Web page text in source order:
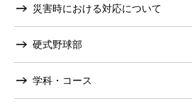
災害時における対応について
硬式野球部
学科・コース